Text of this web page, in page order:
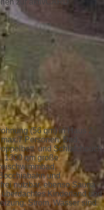
zur aktivCARD
(56 qm) in Haus 2
Personen. Bad,
und Schlafchouch.
1300 qm große
und
nutzbar, ebenso Sauna
Kinderland und
Strom, Wasser sind